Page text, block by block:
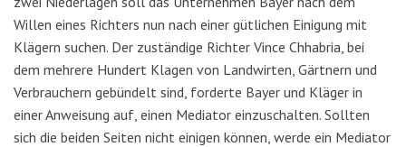
Willen eines Richters nun nach einer gütlichen Einigung mit
Klägern suchen. Der zuständige Richter Vince Chhabria, bei
dem mehrere Hundert Klagen von Landwirten, Gärtnern und
Verbrauchern gebündelt sind, forderte Bayer und Kläger in
einer Anweisung auf, einen Mediator einzuschalten. Sollten
sich die beiden Seiten nicht einigen können, werde ein Mediator